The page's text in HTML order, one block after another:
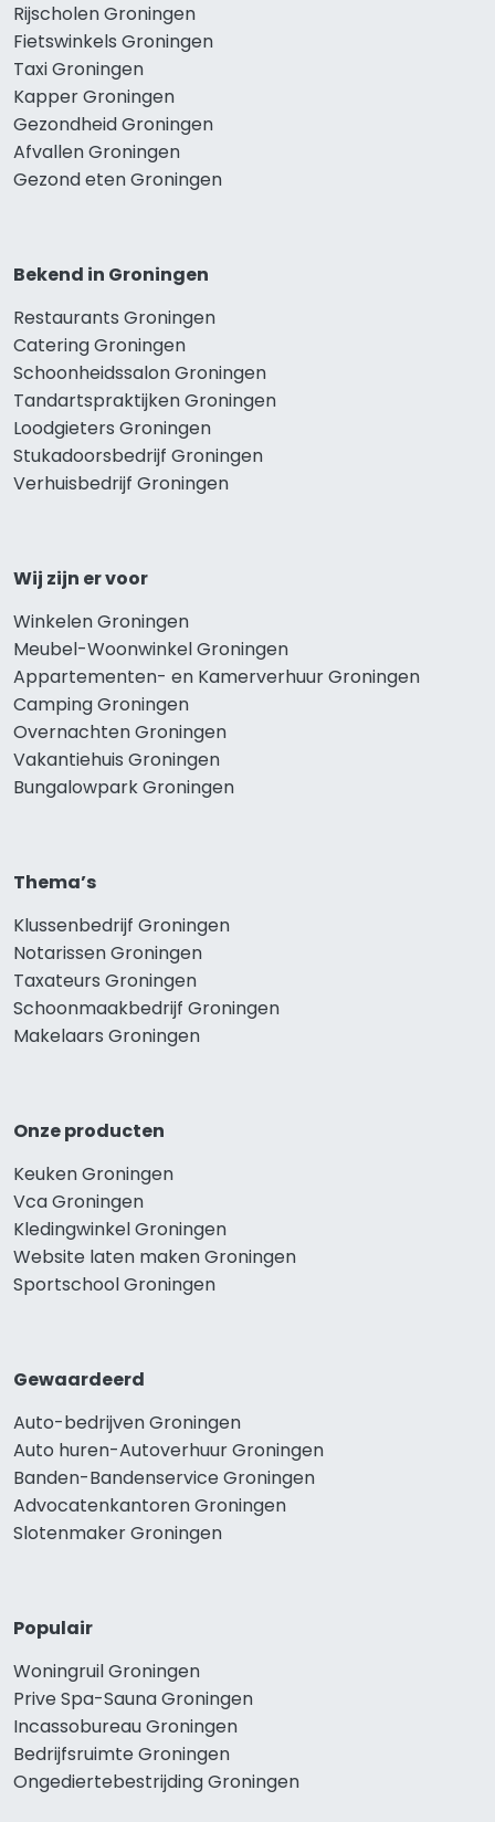
Rijscholen Groningen
Fietswinkels Groningen
Taxi Groningen
Kapper Groningen
Gezondheid Groningen
Afvallen Groningen
Gezond eten Groningen
Bekend in Groningen
Restaurants Groningen
Catering Groningen
Schoonheidssalon Groningen
Tandartspraktijken Groningen
Loodgieters Groningen
Stukadoorsbedrijf Groningen
Verhuisbedrijf Groningen
Wij zijn er voor
Winkelen Groningen
Meubel-Woonwinkel Groningen
Appartementen- en Kamerverhuur Groningen
Camping Groningen
Overnachten Groningen
Vakantiehuis Groningen
Bungalowpark Groningen
Thema’s
Klussenbedrijf Groningen
Notarissen Groningen
Taxateurs Groningen
Schoonmaakbedrijf Groningen
Makelaars Groningen
Onze producten
Keuken Groningen
Vca Groningen
Kledingwinkel Groningen
Website laten maken Groningen
Sportschool Groningen
Gewaardeerd
Auto-bedrijven Groningen
Auto huren-Autoverhuur Groningen
Banden-Bandenservice Groningen
Advocatenkantoren Groningen
Slotenmaker Groningen
Populair
Woningruil Groningen
Prive Spa-Sauna Groningen
Incassobureau Groningen
Bedrijfsruimte Groningen
Ongediertebestrijding Groningen